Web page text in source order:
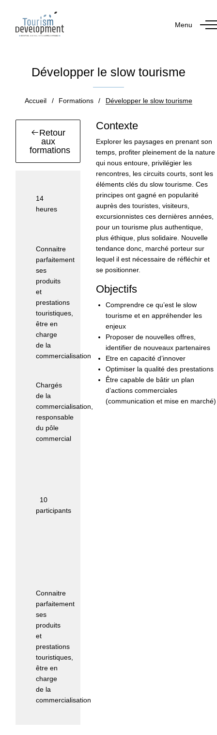
Menu
Développer le slow tourisme
Accueil / Formations / Développer le slow tourisme
Retour
aux
formations
14
heures
Connaitre
parfaitement
ses
produits
et
prestations
touristiques,
être en
charge
de la
commercialisation
Chargés
de la
commercialisation,
responsable
du pôle
commercial
10
participants
Connaitre
parfaitement
ses
produits
et
prestations
touristiques,
être en
charge
de la
commercialisation
Contexte
Explorer les paysages en prenant son
temps, profiter pleinement de la nature
qui nous entoure, privilégier les
rencontres, les circuits courts, sont les
éléments clés du slow tourisme. Ces
principes ont gagné en popularité
auprès des touristes, visiteurs,
excursionnistes ces dernières années,
pour un tourisme plus authentique,
plus éthique, plus solidaire. Nouvelle
tendance donc, marché porteur sur
lequel il est nécessaire de réfléchir et
se positionner.
Objectifs
Comprendre ce qu’est le slow
tourisme et en appréhender les
enjeux
Proposer de nouvelles offres,
identifier de nouveaux partenaires
Etre en capacité d’innover
Optimiser la qualité des prestations
Être capable de bâtir un plan
d’actions commerciales
(communication et mise en marché)